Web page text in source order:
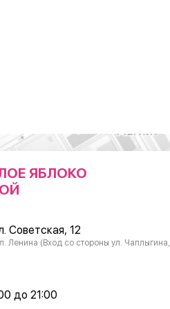
ЯБЛОКО
Советская, 12
Ленина (Вход со стороны ул. Чаплыгина,
до 21:00